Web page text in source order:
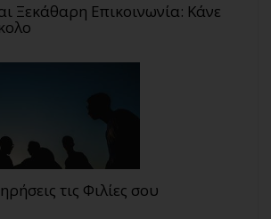
Ξεκάθαρη Επικοινωνία: Κάνε
τις Φιλίες σου